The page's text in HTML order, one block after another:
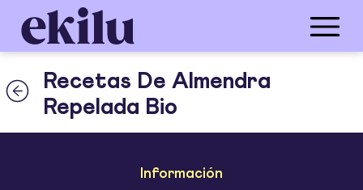
Recetas De Almendra
Repelada Bio
Información